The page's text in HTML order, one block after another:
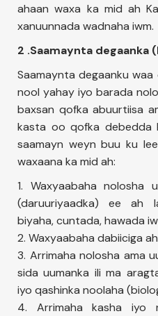
ahaan waxa ka mid ah
xanuunnada wadnaha iwm.
2 .Saamaynta
Saamaynta degaanku
nool yahay iyo barada
baxsan qofka abuurtiisa
kasta oo qofka debedda
saamayn weyn buu ku
waxaana ka mid ah:
1. Waxyaabaha nolosha
(daruuriyaadka) ee ah
biyaha, cuntada, hawada
2. Waxyaabaha dabiiciga
3. Arrimaha nolosha ama
sida uumanka ili ma
iyo qashinka noolaha
4. Arrimaha kasha iyo